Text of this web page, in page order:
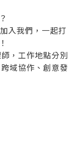
入我們，一起打
，工作地點分別
域協作、創意發